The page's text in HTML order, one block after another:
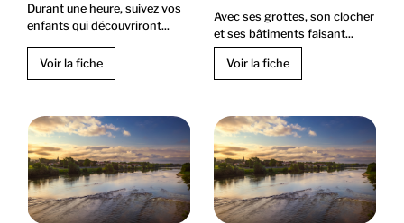
Durant une heure, suivez vos
enfants qui découvriront...
Voir la fiche
Avec ses grottes, son clocher
et ses bâtiments faisant...
Voir la fiche